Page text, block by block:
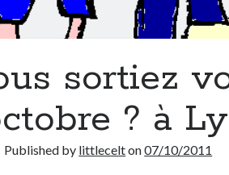
sortiez
? à
Published by littlecelton07/10/2011